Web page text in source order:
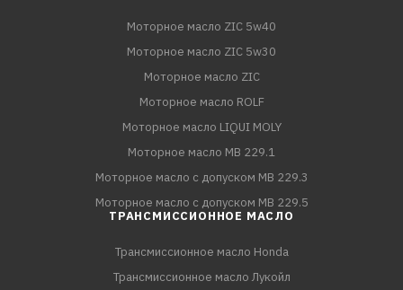
Моторное масло ZIC 5w40
Моторное масло ZIC 5w30
Моторное масло ZIC
Моторное масло ROLF
Моторное масло LIQUI MOLY
Моторное масло MB 229.1
Моторное масло с допуском MB 229.3
Моторное масло с допуском MB 229.5
ТРАНСМИССИОННОЕ МАСЛО
Трансмиссионное масло Honda
Трансмиссионное масло Лукойл